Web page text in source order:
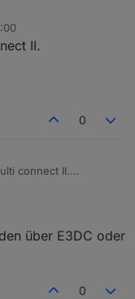
II.
0
connect II.
über E3DC oder
0